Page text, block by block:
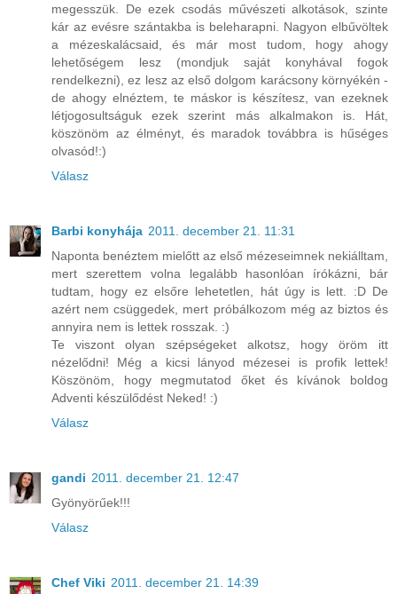
megesszük. De ezek csodás művészeti alkotások, szinte
kár az evésre szántakba is beleharapni. Nagyon elbűvöltek
a mézeskalácsaid, és már most tudom, hogy ahogy
lehetőségem lesz (mondjuk saját konyhával fogok
rendelkezni), ez lesz az első dolgom karácsony környékén -
de ahogy elnéztem, te máskor is készítesz, van ezeknek
létjogosultságuk ezek szerint más alkalmakon is. Hát,
köszönöm az élményt, és maradok továbbra is hűséges
olvasód!:)
Válasz
Barbi konyhája 2011. december 21. 11:31
Naponta benéztem mielőtt az első mézeseimnek nekiálltam,
mert szerettem volna legalább hasonlóan írókázni, bár
tudtam, hogy ez elsőre lehetetlen, hát úgy is lett. :D De
azért nem csüggedek, mert próbálkozom még az biztos és
annyira nem is lettek rosszak. :)
Te viszont olyan szépségeket alkotsz, hogy öröm itt
nézelődni! Még a kicsi lányod mézesei is profik lettek!
Köszönöm, hogy megmutatod őket és kívánok boldog
Adventi készülődést Neked! :)
Válasz
gandi 2011. december 21. 12:47
Gyönyörűek!!!
Válasz
Chef Viki 2011. december 21. 14:39